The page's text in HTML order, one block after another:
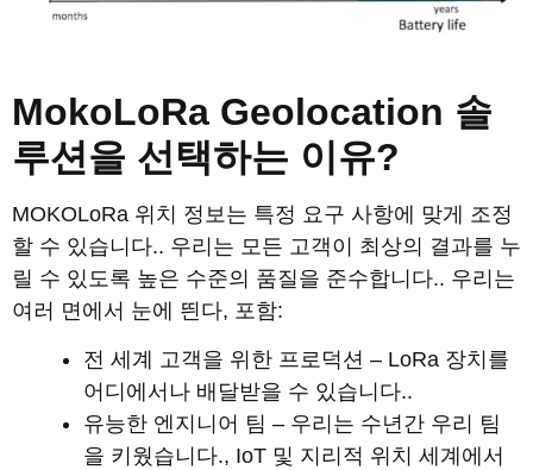
MokoLoRa Geolocation 솔
루션을 선택하는 이유?
MOKOLoRa 위치 정보는 특정 요구 사항에 맞게 조정
할 수 있습니다.. 우리는 모든 고객이 최상의 결과를 누
릴 수 있도록 높은 수준의 품질을 준수합니다.. 우리는
여러 면에서 눈에 띈다, 포함:
전 세계 고객을 위한 프로덕션 – LoRa 장치를
어디에서나 배달받을 수 있습니다..
유능한 엔지니어 팀 – 우리는 수년간 우리 팀
을 키웠습니다., IoT 및 지리적 위치 세계에서